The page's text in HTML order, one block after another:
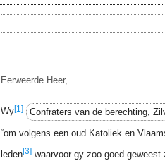
Eerweerde Heer,
Wy[1] Confraters van de berechting,
“om volgens een oud Katoliek en
leden[3]waarvoor gy zoo goed geweest